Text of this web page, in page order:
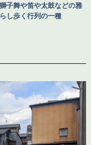
子舞や笛や太鼓などの雅
し歩く行列の一種